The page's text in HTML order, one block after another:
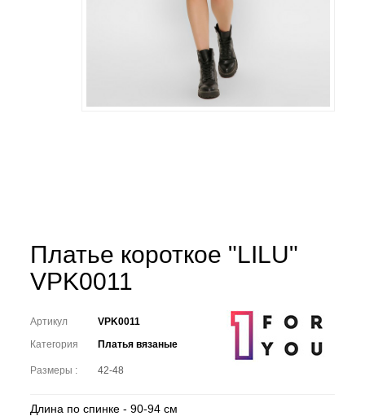
Платье короткое "LILU"
VPK0011
Артикул
VPK0011
Категория
Платья вязаные
Размеры : 42-48
Длина по спинке - 90-94 см